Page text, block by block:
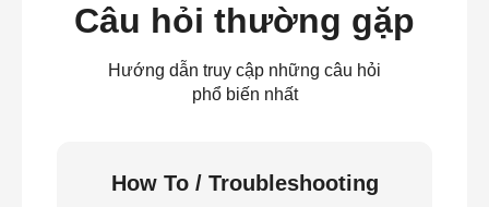
Câu hỏi thường gặp
Hướng dẫn truy cập những câu hỏi
phổ biến nhất
How To / Troubleshooting